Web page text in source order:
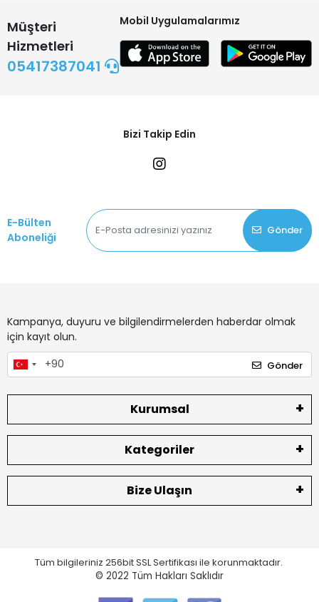
Müşteri
Hizmetleri
05417387041
Mobil Uygulamalarımız
Bizi Takip Edin
E-Bülten
Aboneliği
Gönder
Kampanya, duyuru ve bilgilendirmelerden haberdar olmak
için kayıt olun.
Gönder
Kurumsal
Kategoriler
Bize Ulaşın
Tüm bilgileriniz 256bit SSL Sertifikası ile korunmaktadır.
© 2022 Tüm Hakları Saklıdır